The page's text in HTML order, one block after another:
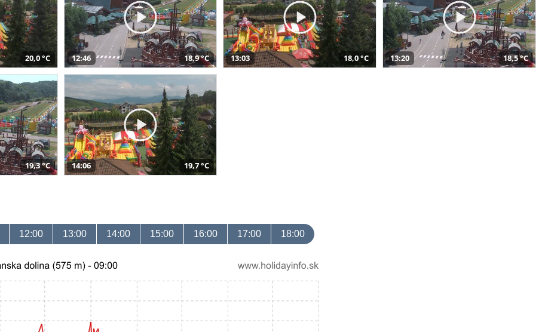
20,0 °C 12:46 18,9 °C 13:03 18,0 °C 13:20 18,5 °C
19,3 °C 14:06 19,7 °C
12:00 13:00 14:00 15:00 16:00 17:00 18:00